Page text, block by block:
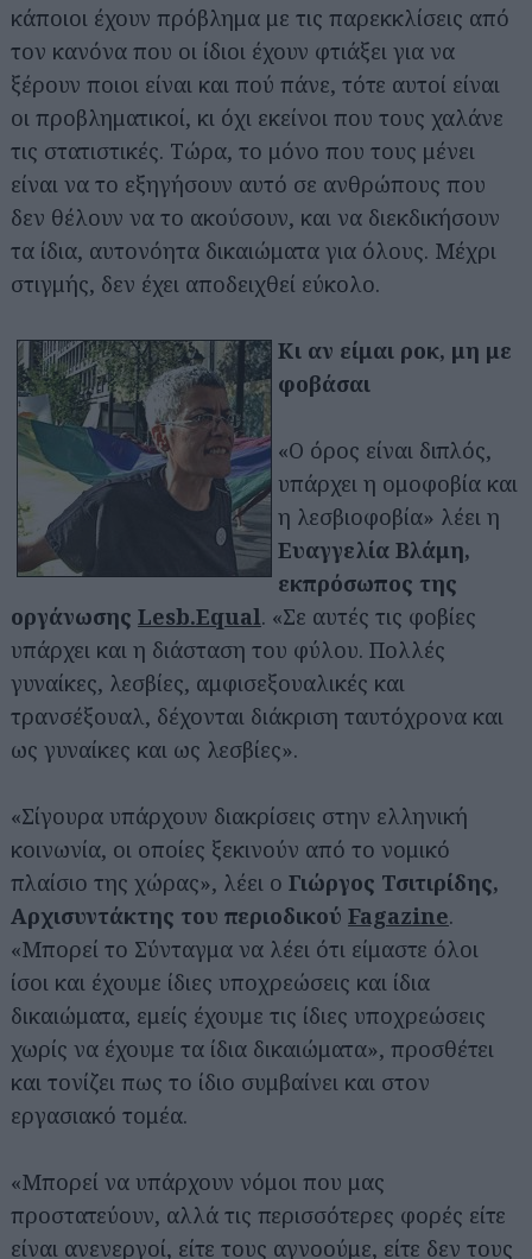
κάποιοι έχουν πρόβλημα με τις παρεκκλίσεις από
τον κανόνα που οι ίδιοι έχουν φτιάξει για να
ξέρουν ποιοι είναι και πού πάνε, τότε αυτοί είναι
οι προβληματικοί, κι όχι εκείνοι που τους χαλάνε
τις στατιστικές. Τώρα, το μόνο που τους μένει
είναι να το εξηγήσουν αυτό σε ανθρώπους που
δεν θέλουν να το ακούσουν, και να διεκδικήσουν
τα ίδια, αυτονόητα δικαιώματα για όλους. Μέχρι
στιγμής, δεν έχει αποδειχθεί εύκολο.
Κι αν είμαι ροκ, μη με
φοβάσαι
«Ο όρος είναι διπλός,
υπάρχει η ομοφοβία και
η λεσβιοφοβία» λέει η
Ευαγγελία Βλάμη,
εκπρόσωπος της
οργάνωσης Lesb.Equal. «Σε αυτές τις φοβίες
υπάρχει και η διάσταση του φύλου. Πολλές
γυναίκες, λεσβίες, αμφισεξουαλικές και
τρανσέξουαλ, δέχονται διάκριση ταυτόχρονα και
ως γυναίκες και ως λεσβίες».
«Σίγουρα υπάρχουν διακρίσεις στην ελληνική
κοινωνία, οι οποίες ξεκινούν από το νομικό
πλαίσιο της χώρας», λέει ο Γιώργος Τσιτιρίδης,
Αρχισυντάκτης του περιοδικού Fagazine.
«Μπορεί το Σύνταγμα να λέει ότι είμαστε όλοι
ίσοι και έχουμε ίδιες υποχρεώσεις και ίδια
δικαιώματα, εμείς έχουμε τις ίδιες υποχρεώσεις
χωρίς να έχουμε τα ίδια δικαιώματα», προσθέτει
και τονίζει πως το ίδιο συμβαίνει και στον
εργασιακό τομέα.
«Μπορεί να υπάρχουν νόμοι που μας
προστατεύουν, αλλά τις περισσότερες φορές είτε
είναι ανενεργοί, είτε τους αγνοούμε, είτε δεν τους